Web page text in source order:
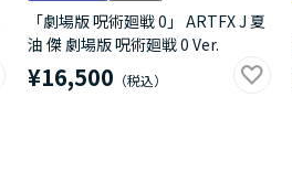
「劇場版 呪術廻戦 0」 ARTFX J 夏
油 傑 劇場版 呪術廻戦 0 Ver.
¥16,500